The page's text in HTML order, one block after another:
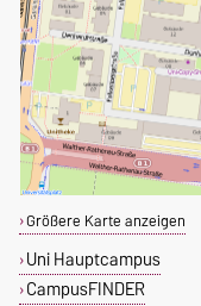
Größere Karte anzeigen
Uni Hauptcampus
CampusFINDER